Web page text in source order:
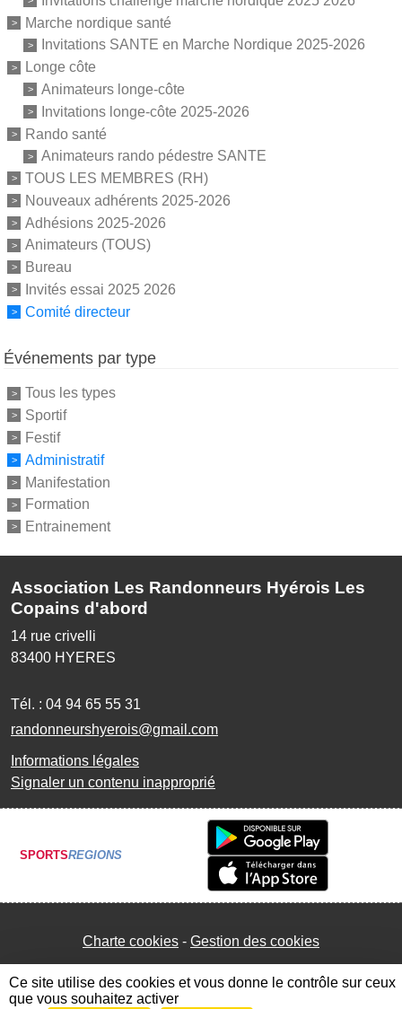
Marche nordique santé
Invitations SANTE en Marche Nordique 2025-2026
Longe côte
Animateurs longe-côte
Invitations longe-côte 2025-2026
Rando santé
Animateurs rando pédestre SANTE
TOUS LES MEMBRES (RH)
Nouveaux adhérents 2025-2026
Adhésions 2025-2026
Animateurs (TOUS)
Bureau
Invités essai 2025 2026
Comité directeur
Événements par type
Tous les types
Sportif
Festif
Administratif
Manifestation
Formation
Entrainement
Association Les Randonneurs Hyérois Les
Copains d'abord
14 rue crivelli
83400 HYERES
Tél. : 04 94 65 55 31
randonneurshyerois@gmail.com
Informations légales
Signaler un contenu inapproprié
SPORTSREGIONS
Charte cookies Gestion des cookies
Ce site utilise des cookies et vous donne le contrôle sur ceux
que vous souhaitez activer